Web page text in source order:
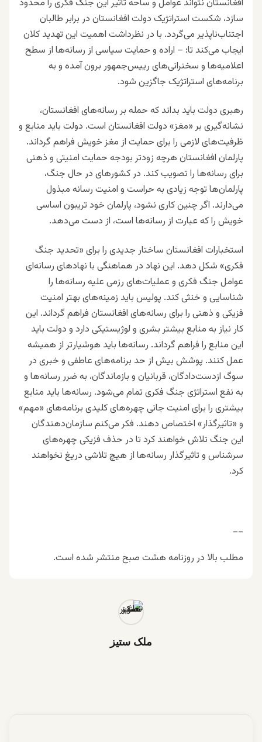
افغانستان نتواند عوامل و ساحه‌ تاثیر این جنگ فکری را محدود
سازد، شکست استراتژیک دولت افغانستان در برابر طالبان
اجتناب‌ناپذیر می‌گردد. با در نظرداشت اهمیت این تهدید کلان
ایجاب می‌کند تا: – اراده و حمایت سیاسی از رسانه‌ها از سطح
اعلامیه‌ها و سخنرانی‌های رییس‌جمهور برون آمده و به
برنامه‌های استراتژیک جاگزین شود.
رهبری دولت باید بداند که حمله بر رسانه‌های افغانستان،
نشانه‌گیری بر «مغز» دولت افغانستان است. دولت باید منابع و
ظرفیت‌های لازمی را برای حمایت از مغز خویش فراهم گرداند.
پارلمان افغانستان هرچه زودتر بودجه‌ حمایت امنیتی و ذهنی
برای رسانه‌ها را تصویب کند. در کشورهای در حال جنگ،
پارلمان‌ها توجه زیادی به حراست و امنیت رسانه مبذول
می‌دارند. اگر چنین کاری نشود، پارلمان خود تریبون اساسی
خویش را که عبارت از رسانه‌ها است، از دست می‌دهد.
استخبارات افغانستان ساختار جدیدی را برای «تحدید جنگ
فکری» شکل دهد. این نهاد در هماهنگی با نهادهای رسانه‌ای
عوامل جنگ فکری و عملیات‌های رزمی علیه رسانه‌ها را
شناسایی و خنثی کند. پولیس باید زمینه‌های بهتر امنیت
فزیکی و ذهنی را برای رسانه‌های افغانستان فراهم گرداند. این
کار نیاز به منابع بیشتر بشری و لوژیستیکی دارد و دولت باید
این منابع را فراهم گرداند. رسانه‌ها باید هوشیار‌تر از همیشه
عمل کنند. پوشش بیش از حد برنامه‌های عاطفی و خبری در
سوگ ازدست‌داد‌گان، قربانیان و بازماند‌‌گان، به ضرر رسانه‌ها و
به نفع استراتژی جنگ فکری تمام می‌شود. رسانه‌ها باید منابع
بیشتری را برای امنیت جانی چهره‌های کلیدی برنامه‌های «مهم»
و «تاثیرگذار» اختصاص دهند. فکر می‌کنم سازمان‌دهند‌‌گان
این جنگ تلاش خواهند کرد تا در حذف فزیکی چهره‌های
سرشناس و تاثیر‌گذار رسانه‌ها از هیچ تلاشی دریغ نخواهند
کرد.
__
مطلب بالا در روزنامه هشت صبح منتشر شده است.
ملک ستیز